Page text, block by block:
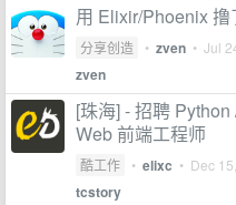
用 Elixir/Phoenix
分享创造 • zven • Jul
zven
[珠海] - 招聘
Web 前端工程师
酷工作 • elixc • Dec
tcstory